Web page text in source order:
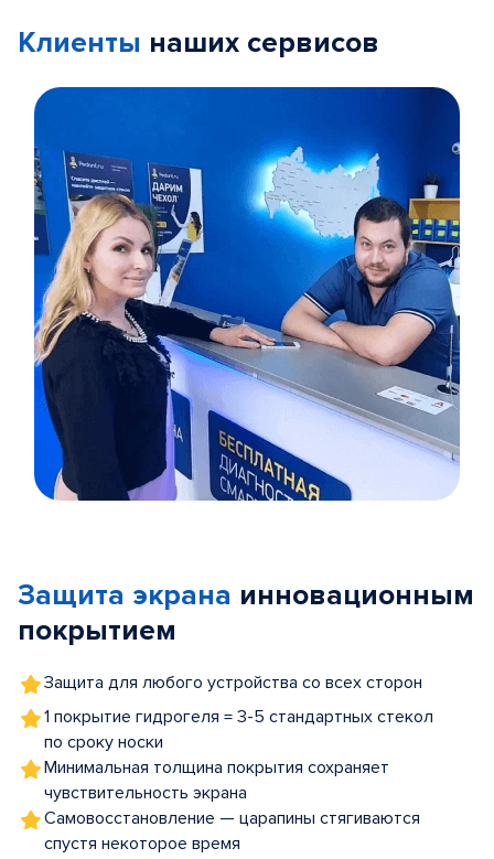
Клиенты наших сервисов
5
Защита экрана инновационным
покрытием
Защита для любого устройства со всех сторон
1 покрытие гидрогеля = 3-5 стандартных стекол
по сроку носки
Минимальная толщина покрытия сохраняет
чувствительность экрана
Самовосстановление — царапины стягиваются
спустя некоторое время